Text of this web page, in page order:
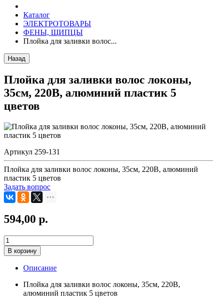
Каталог
ЭЛЕКТРОТОВАРЫ
ФЕНЫ, ЩИПЦЫ
Плойка для заливки волос...
Назад
Плойка для заливки волос локоны,
35см, 220В, алюминий пластик 5
цветов
Артикул 259-131
Плойка для заливки волос локоны, 35см, 220В, алюминий
пластик 5 цветов
Задать вопрос
594,00 р.
В корзину
Описание
Плойка для заливки волос локоны, 35см, 220В,
алюминий пластик 5 цветов